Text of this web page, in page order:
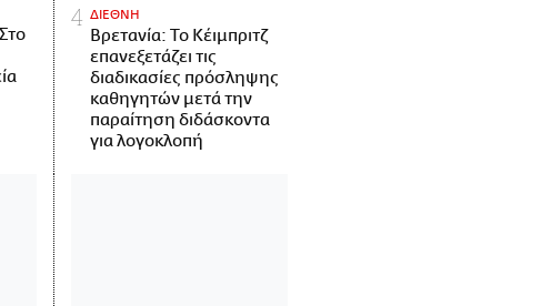
ΔΙΕΘΝΗ
Βρετανία: Το Κέιμπριτζ
επανεξετάζει τις
διαδικασίες πρόσληψης
καθηγητών μετά την
παραίτηση διδάσκοντα
για λογοκλοπή